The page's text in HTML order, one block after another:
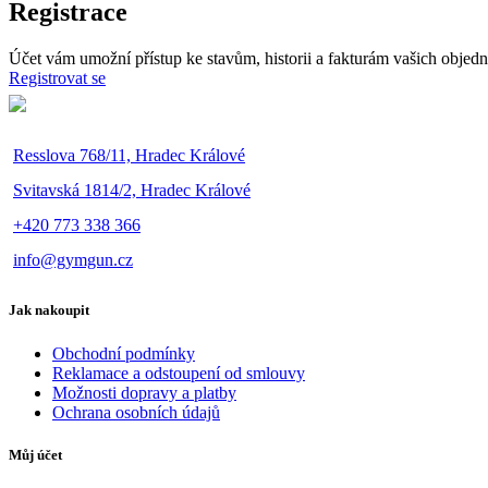
Registrace
Účet vám umožní přístup ke stavům, historii a fakturám vašich
Registrovat se
Resslova 768/11, Hradec Králové
Svitavská 1814/2, Hradec Králové
+420 773 338 366
info@gymgun.cz
Jak nakoupit
Obchodní podmínky
Reklamace a odstoupení od smlouvy
Možnosti dopravy a platby
Ochrana osobních údajů
Můj účet